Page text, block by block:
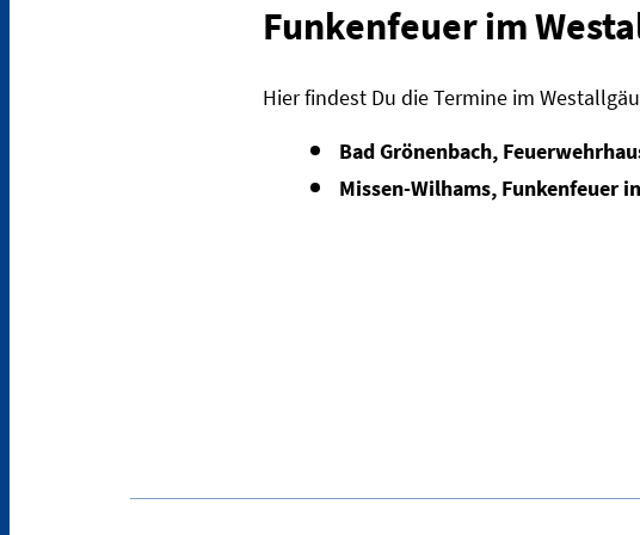
Funkenfeuer im
Hier findest Du die Termine im
Bad Grönenbach,
Missen-Wilhams, Funkenfeuer